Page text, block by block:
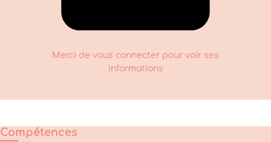
Merci de vous connecter pour voir ses
informations
Compétences